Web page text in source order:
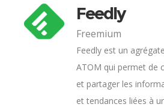
Feedly
Freemium
Feedly est un
ATOM qui permet de
et partager les
et tendances liées à